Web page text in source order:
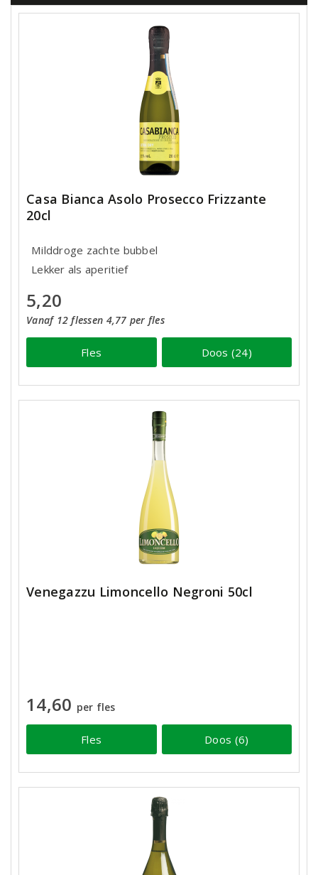
Casa Bianca Asolo Prosecco Frizzante
20cl
Milddroge zachte bubbel
Lekker als aperitief
5,20
Vanaf 12 flessen 4,77 per fles
Fles Doos (24)
Venegazzu Limoncello Negroni 50cl
14,60 per fles
Fles Doos (6)